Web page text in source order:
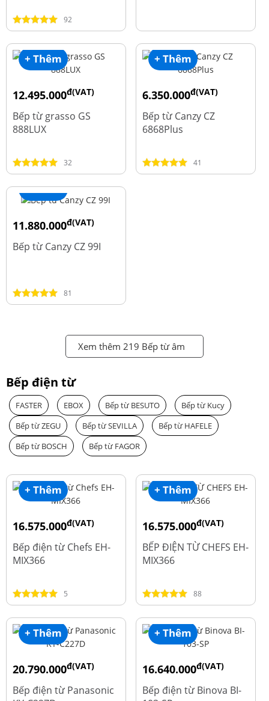
92
+ Thêm
12.495.000đ(VAT)
Bếp từ grasso GS
888LUX
32
+ Thêm
6.350.000đ(VAT)
Bếp từ Canzy CZ
6868Plus
41
+ Thêm
11.880.000đ(VAT)
13.980.000
Bếp từ Canzy CZ 99I
81
Xem thêm 219 Bếp từ âm
Bếp điện từ
FASTER EBOX Bếp từ BESUTO
Bếp từ Kucy
Bếp từ ZEGU
Bếp từ SEVILLA
Bếp từ HAFELE
Bếp từ BOSCH
Bếp từ FAGOR
+ Thêm
16.575.000đ(VAT)
19.500.000
Bếp điện từ Chefs EH-
MIX366
5
+ Thêm
16.575.000đ(VAT)
19.500.000
BẾP ĐIỆN TỪ CHEFS EH-
MIX366
88
+ Thêm
20.790.000đ(VAT)
25.990.000
Bếp điện từ Panasonic
+ Thêm
16.640.000đ(VAT)
20.800.000
Bếp điện từ Binova BI-